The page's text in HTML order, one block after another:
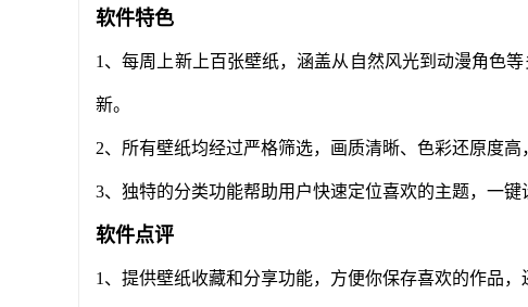
软件特色
1、每周上新上百张壁纸，涵盖从自然风光到动漫角色
新。
2、所有壁纸均经过严格筛选，画质清晰、色彩还原度
3、独特的分类功能帮助用户快速定位喜欢的主题，一键
软件点评
1、提供壁纸收藏和分享功能，方便你保存喜欢的作品